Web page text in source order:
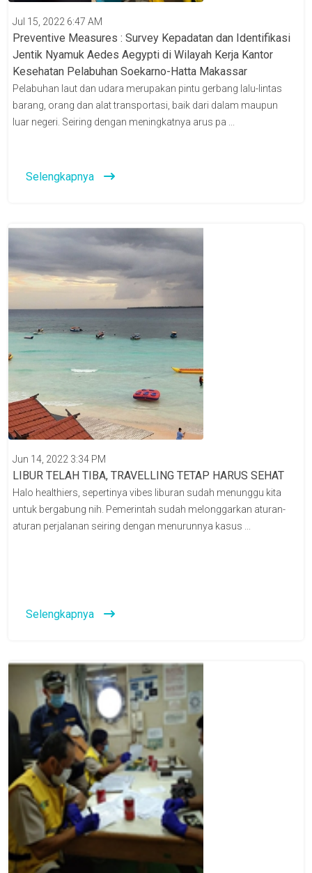
Jul 15, 2022 6:47 AM
Preventive Measures : Survey Kepadatan dan Identifikasi
Jentik Nyamuk Aedes Aegypti di Wilayah Kerja Kantor
Kesehatan Pelabuhan Soekarno-Hatta Makassar
Pelabuhan laut dan udara merupakan pintu gerbang lalu-lintas
barang, orang dan alat transportasi, baik dari dalam maupun
luar negeri. Seiring dengan meningkatnya arus pa ...
Selengkapnya
Jun 14, 2022 3:34 PM
LIBUR TELAH TIBA, TRAVELLING TETAP HARUS SEHAT
Halo healthiers, sepertinya vibes liburan sudah menunggu kita
untuk bergabung nih. Pemerintah sudah melonggarkan aturan-
aturan perjalanan seiring dengan menurunnya kasus ...
Selengkapnya